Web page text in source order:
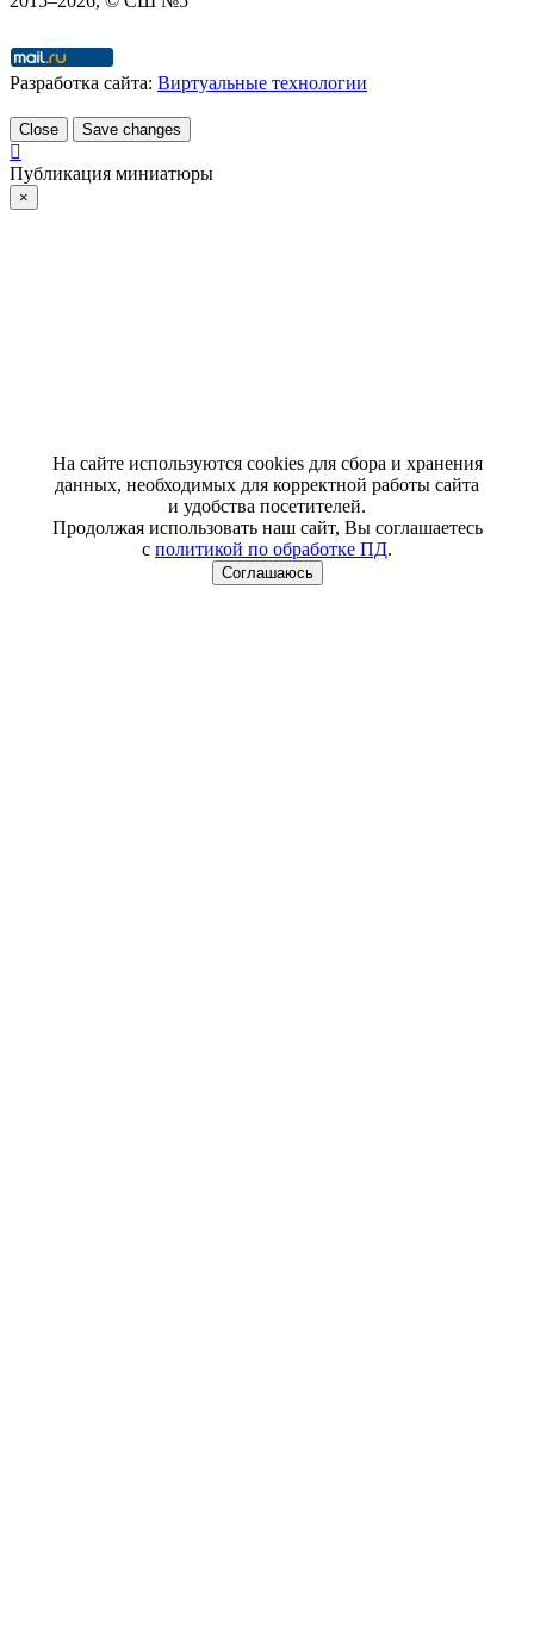
Разработка сайта: Виртуальные технологии
Close Save changes
Публикация миниатюры
×
На сайте используются cookies для сбора и хранения
данных, необходимых для корректной работы сайта
и удобства посетителей.
Продолжая использовать наш сайт, Вы соглашаетесь
с политикой по обработке ПД.
Соглашаюсь